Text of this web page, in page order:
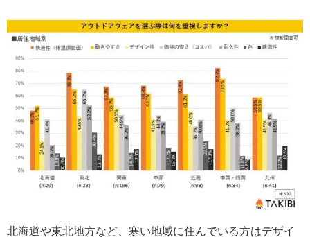
北海道や東北地方など、寒い地域に住んでいる方はデザイ